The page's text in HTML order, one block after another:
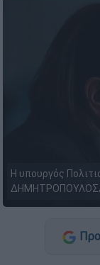
Η υπουργός
ΔΗΜΗΤΡΟΠΟΥΛΟΣ/